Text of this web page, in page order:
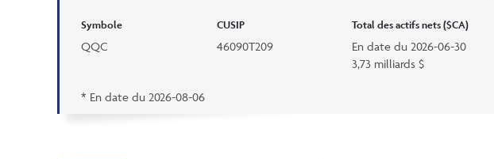
Symbole
QQC
CUSIP
46090T209
Total des actifs nets ($CA)
En date du2026-06-30
3,73 milliards $
* En date du 2026-08-06